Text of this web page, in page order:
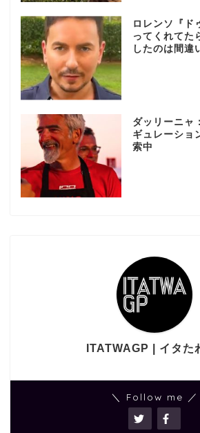
ロレンソ『ド
ってくれて
したのは間違
ダッリーニャ
ギュレーショ
索中
ITATWAGP | イタた
＼ Follow me ／